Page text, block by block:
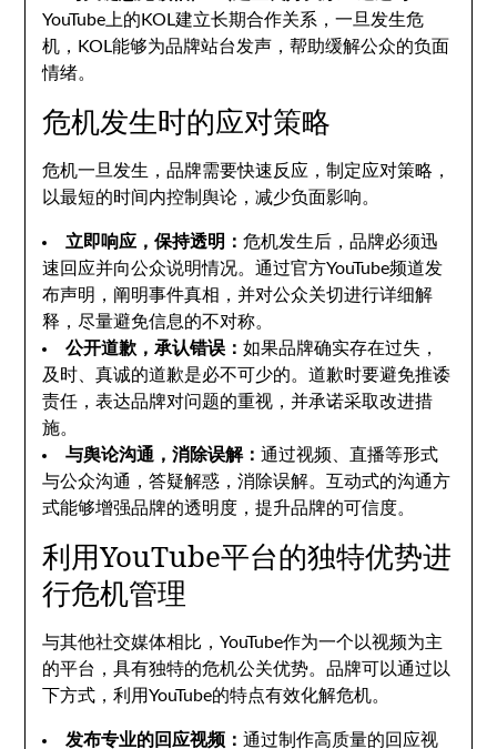
YouTube上的KOL建立长期合作关系，一旦发生危
机，KOL能够为品牌站台发声，帮助缓解公众的负面
情绪。
危机发生时的应对策略
危机一旦发生，品牌需要快速反应，制定应对策略，
以最短的时间内控制舆论，减少负面影响。
立即响应，保持透明：危机发生后，品牌必须迅
速回应并向公众说明情况。通过官方YouTube频道发
布声明，阐明事件真相，并对公众关切进行详细解
释，尽量避免信息的不对称。
公开道歉，承认错误：如果品牌确实存在过失，
及时、真诚的道歉是必不可少的。道歉时要避免推诿
责任，表达品牌对问题的重视，并承诺采取改进措
施。
与舆论沟通，消除误解：通过视频、直播等形式
与公众沟通，答疑解惑，消除误解。互动式的沟通方
式能够增强品牌的透明度，提升品牌的可信度。
利用YouTube平台的独特优势进
行危机管理
与其他社交媒体相比，YouTube作为一个以视频为主
的平台，具有独特的危机公关优势。品牌可以通过以
下方式，利用YouTube的特点有效化解危机。
发布专业的回应视频：通过制作高质量的回应视